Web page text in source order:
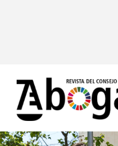
REVISTA DEL CONSEJO